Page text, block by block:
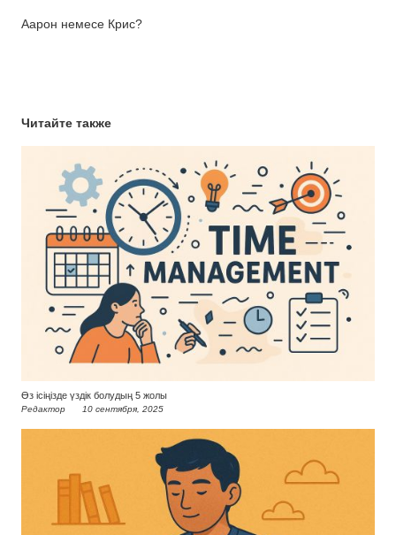
Аарон немесе Крис?
Читайте также
Өз ісіңізде үздік болудың 5 жолы
Редактор 10 сентября, 2025